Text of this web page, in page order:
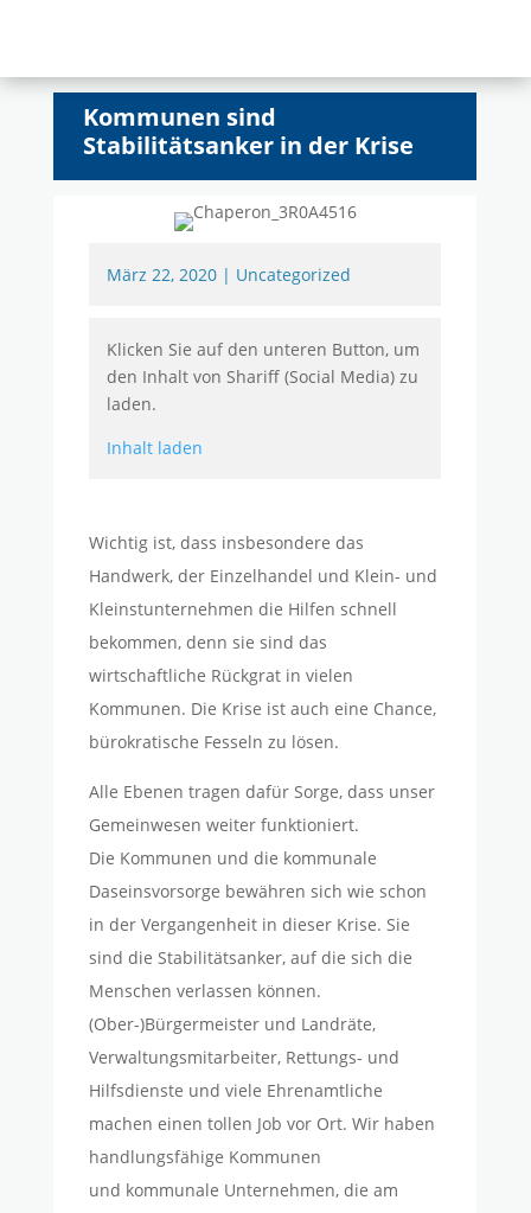
Kommunen sind
Stabilitätsanker in der Krise
März 22, 2020| Uncategorized
Klicken Sie auf den unteren Button, um
den Inhalt von Shariff (Social Media) zu
laden.
Inhalt laden
Wichtig ist, dass insbesondere das
Handwerk, der Einzelhandel und Klein- und
Kleinstunternehmen die Hilfen schnell
bekommen, denn sie sind das
wirtschaftliche Rückgrat in vielen
Kommunen. Die Krise ist auch eine Chance,
bürokratische Fesseln zu lösen.
Alle Ebenen tragen dafür Sorge, dass unser
Gemeinwesen weiter funktioniert.
Die Kommunen und die kommunale
Daseinsvorsorge bewähren sich wie schon
in der Vergangenheit in dieser Krise. Sie
sind die Stabilitätsanker, auf die sich die
Menschen verlassen können.
(Ober-)Bürgermeister und Landräte,
Verwaltungsmitarbeiter, Rettungs- und
Hilfsdienste und viele Ehrenamtliche
machen einen tollen Job vor Ort. Wir haben
handlungsfähige Kommunen
und kommunale Unternehmen, die am